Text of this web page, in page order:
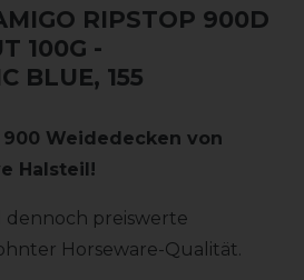
RIPSTOP 900D
100G -
BLUE, 155
900 Weidedecken von
Halsteil!
dennoch preiswerte
Horseware-Qualität.